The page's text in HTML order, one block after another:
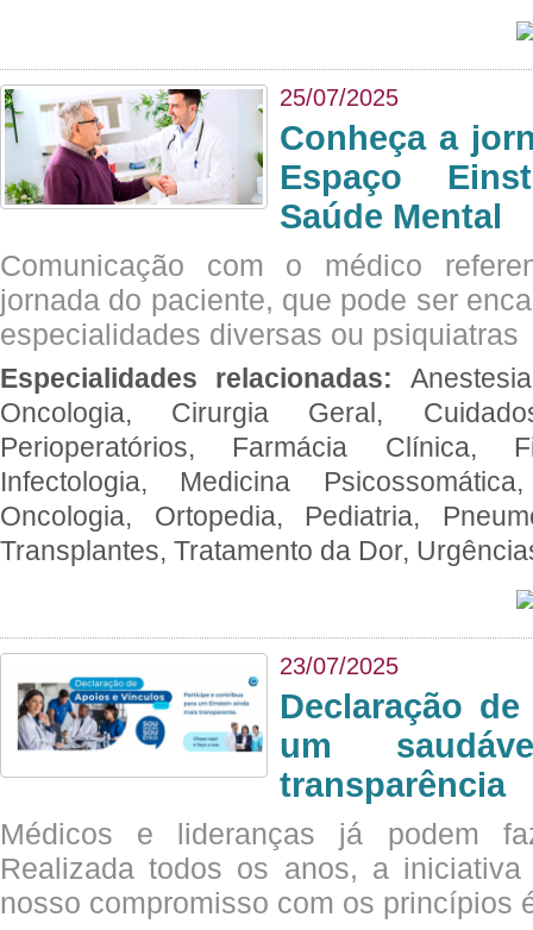
25/07/2025
Conheça a
Espaço
Saúde Mental
Comunicação com o médico
jornada do paciente, que pode ser
especialidades diversas ou psiquiatras
Especialidades relacionadas:
Oncologia, Cirurgia Geral,
Perioperatórios, Farmácia Clínica,
Infectologia, Medicina
Oncologia, Ortopedia, Pediatria,
Transplantes, Tratamento da Dor,
23/07/2025
Declaração
um
transparência
Médicos e lideranças já podem
Realizada todos os anos, a
nosso compromisso com os princípios